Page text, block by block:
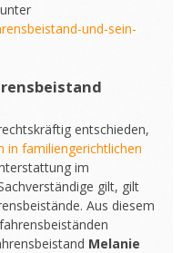
und-sein-
entschieden,
in familiengerichtlichen
im
gilt, gilt
Aus diesem
Melanie